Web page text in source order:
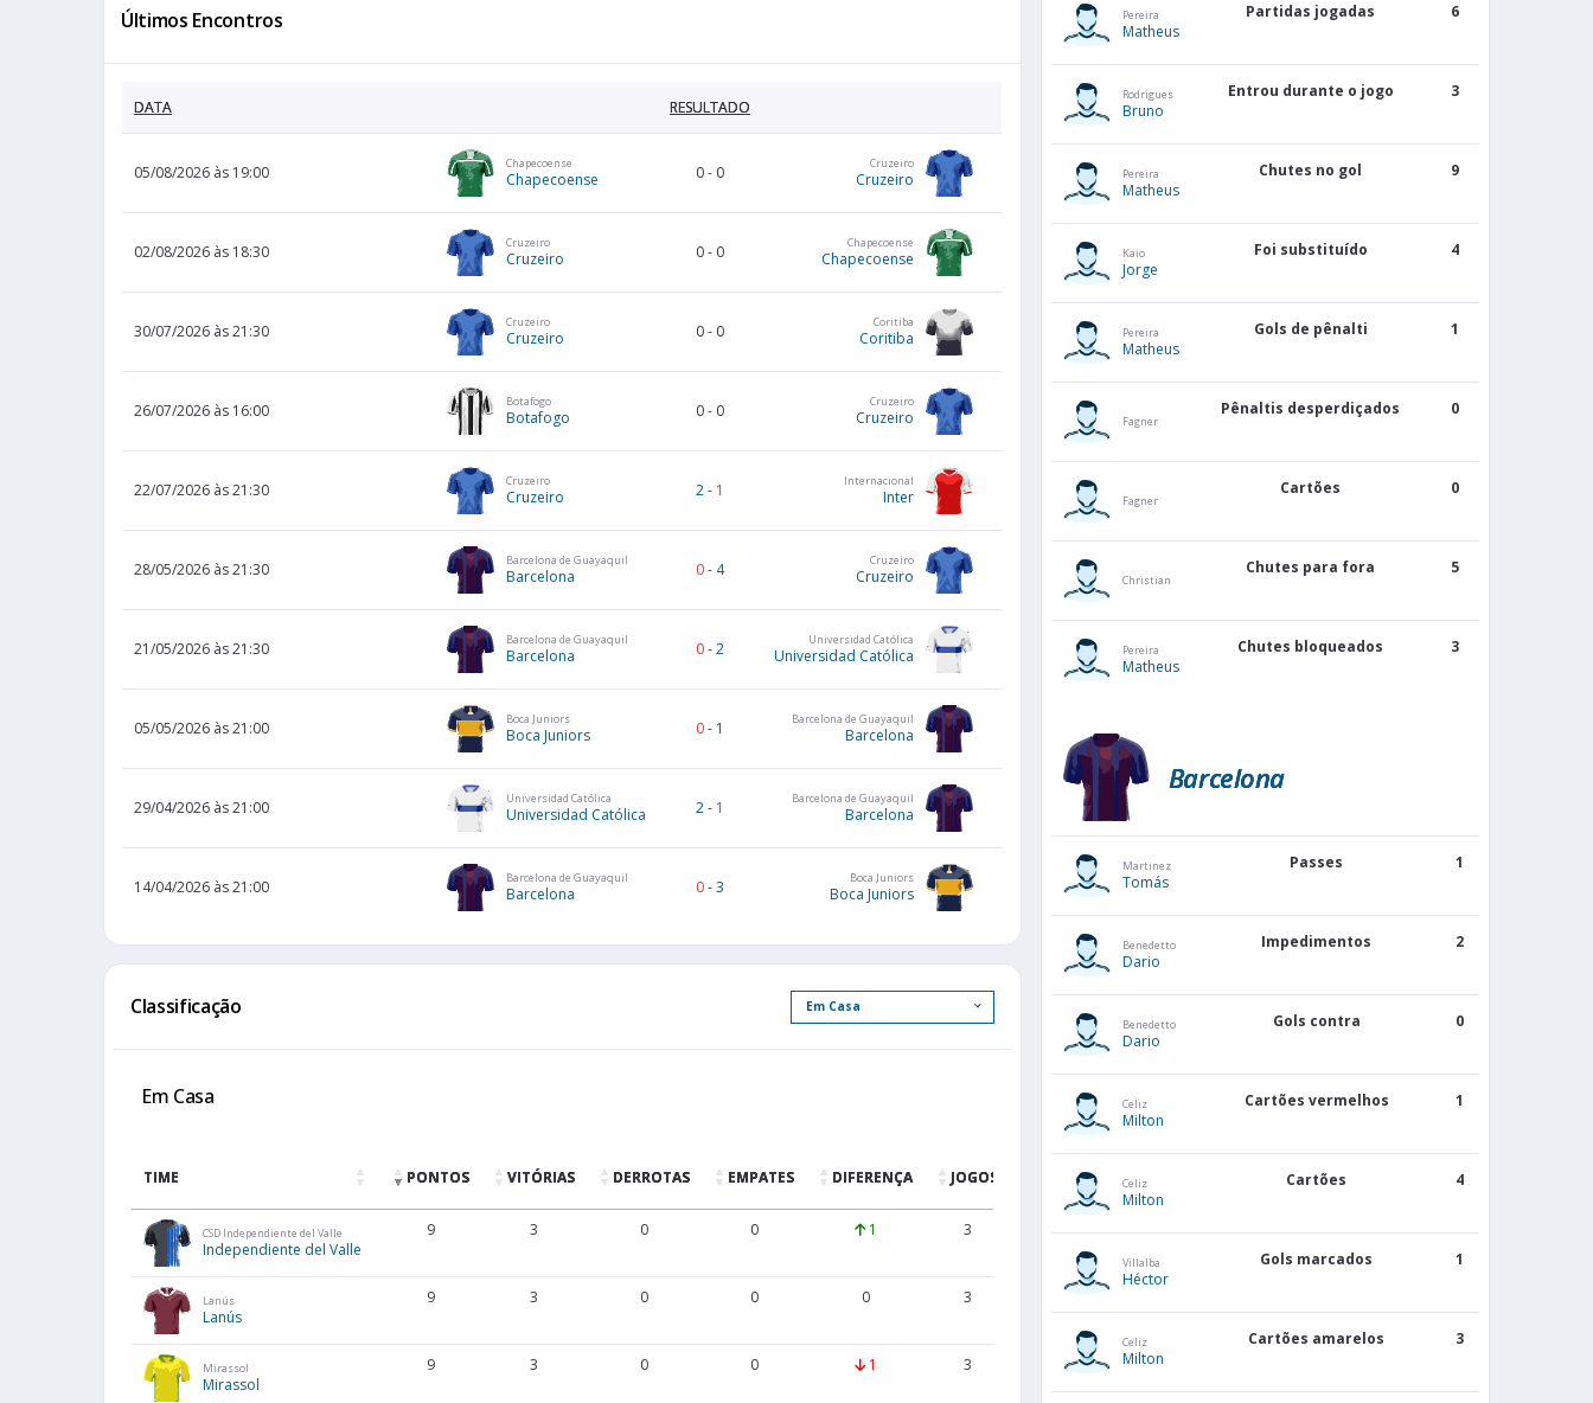
Últimos Encontros
DATA RESULTADO
05/08/2026 às 19:00 Chapecoense
Chapecoense 0- 0 Cruzeiro
Cruzeiro
02/08/2026 às 18:30 Cruzeiro
Cruzeiro 0- 0 Chapecoense
Chapecoense
30/07/2026 às 21:30 Cruzeiro
Cruzeiro 0- 0 Coritiba
Coritiba
26/07/2026 às 16:00 Botafogo
Botafogo 0- 0 Cruzeiro
Cruzeiro
22/07/2026 às 21:30 Cruzeiro
Cruzeiro 2- 1 Internacional
Inter
28/05/2026 às 21:30 Barcelona de Guayaquil
Barcelona 0- 4 Cruzeiro
Cruzeiro
21/05/2026 às 21:30 Barcelona de Guayaquil
Barcelona 0-2 Universidad Católica
Universidad Católica
05/05/2026 às 21:00 Boca Juniors
Boca Juniors 0- 1 Barcelona de Guayaquil
Barcelona
29/04/2026 às 21:00 Universidad Católica
Universidad Católica 2- 1 Barcelona de Guayaquil
Barcelona
14/04/2026 às 21:00 Barcelona de Guayaquil
Barcelona 0-3 Boca Juniors
Boca Juniors
Classificação
Em Casa
TIME PONTOS VITÓRIAS DERROTAS EMPATES DIFERENÇA JOGOS
SOFRIDOS
CSD Independiente del Valle
Independiente del Valle
9 3 0 0 1 3 8 2 6
Lanús
Lanús
9 3 0 0 0 3
Mirassol
Mirassol
9 3 0 0 1 3 0
Pereira
Matheus
Partidas jogadas 6
Rodrigues
Bruno
Entrou durante o jogo 3
Pereira
Matheus
Chutes no gol 9
Kaio
Jorge
Foi substituído 4
Pereira
Matheus
Gols de pênalti 1
Fagner
Pênaltis desperdiçados 0
Fagner
Cartões 0
Christian
Chutes para fora 5
Pereira
Matheus
Chutes bloqueados 3
Barcelona
Martinez
Tomás
Passes 1
Benedetto
Dario
Impedimentos 2
Benedetto
Dario
Gols contra 0
Celiz
Milton
Cartões vermelhos 1
Celiz
Milton
Cartões 4
Villalba
Héctor
Gols marcados 1
Celiz
Milton
Cartões amarelos 3